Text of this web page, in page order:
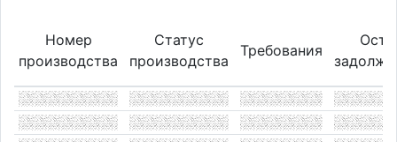
Номер
производства
Статус
производства
Требования